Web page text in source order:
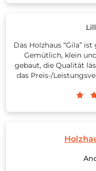
Das Holzhaus “Gila”
Gemütlich, klein
gebaut, die Qualität
das Preis-/